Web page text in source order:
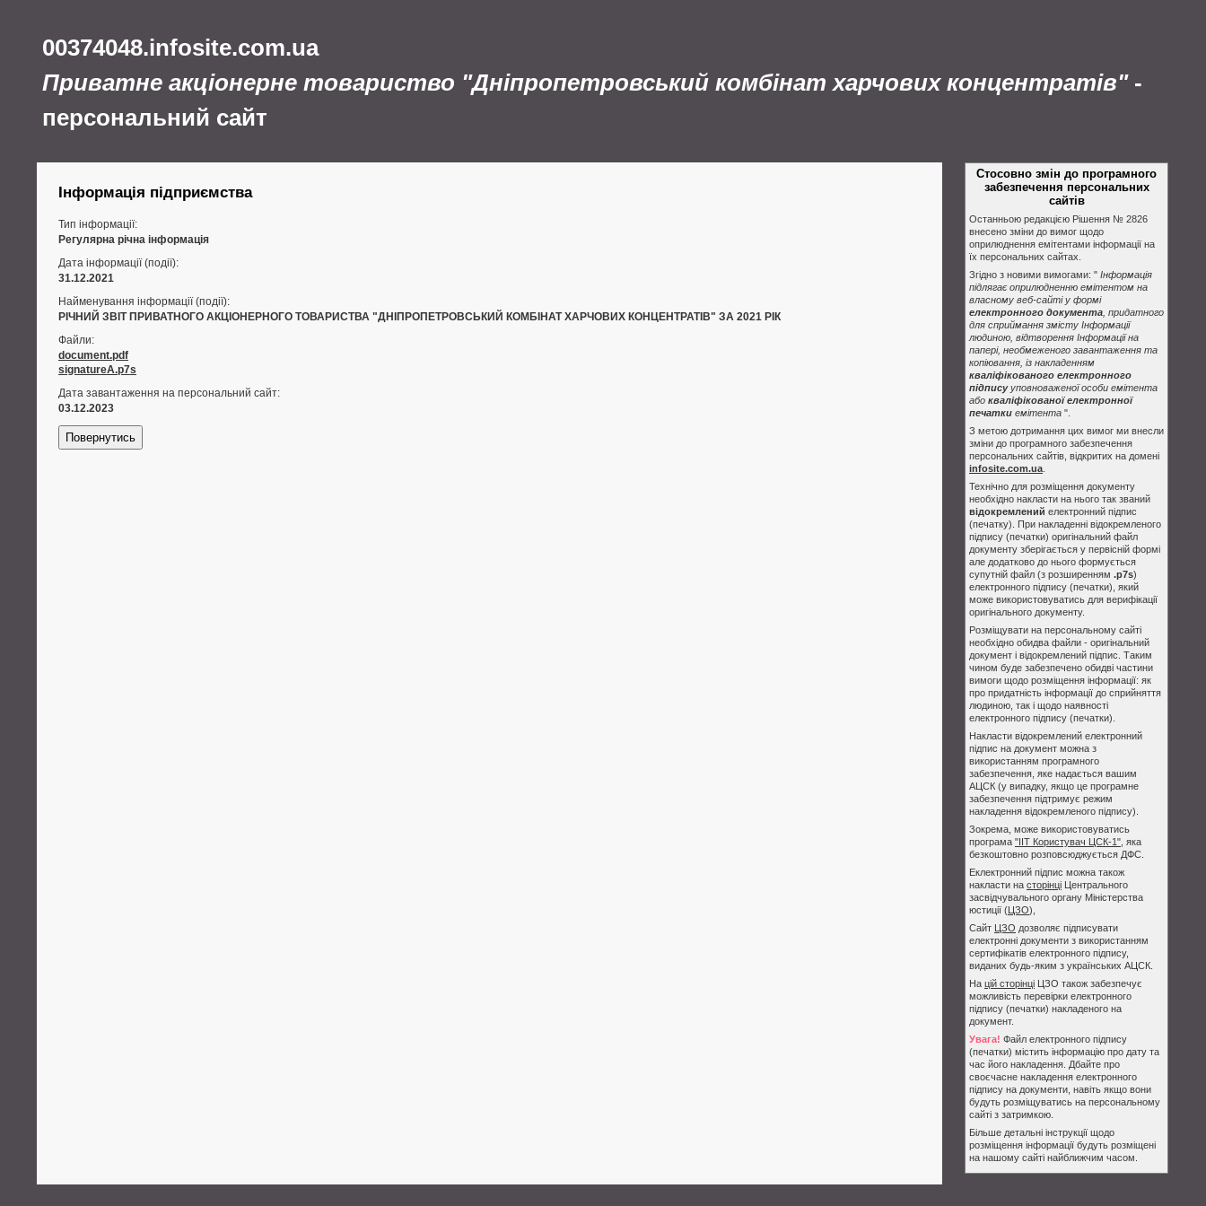
00374048.infosite.com.ua
Приватне акціонерне товариство "Дніпропетровський комбінат харчових концентратів"-
персональний сайт
Інформація підприємства
Тип інформації:
Регулярна річна інформація
Дата інформації (події):
31.12.2021
Найменування інформації (події):
РІЧНИЙ ЗВІТ ПРИВАТНОГО АКЦІОНЕРНОГО ТОВАРИСТВА "ДНІПРОПЕТРОВСЬКИЙ КОМБІНАТ ХАРЧОВИХ КОНЦЕНТРАТІВ" ЗА 2021 РІК
Файли:
document.pdf
signatureA.p7s
Дата завантаження на персональний сайт:
03.12.2023
Повернутись
Стосовно змін до програмного
забезпечення персональних
сайтів
Останньою редакцією Рішення № 2826
внесено зміни до вимог щодо
оприлюднення емітентами інформації на
їх персональних сайтах.
Згідно з новими вимогами: " Інформація
підлягає оприлюдненню емітентом на
власному веб-сайті у формі
електронного документа , придатного
для сприймання змісту Інформації
людиною, відтворення Інформації на
папері, необмеженого завантаження та
копіювання, із накладенням
кваліфікованого електронного
підписууповноваженої особи емітента
або кваліфікованої електронної
печатки емітента ".
З метою дотримання цих вимог ми внесли
зміни до програмного забезпечення
персональних сайтів, відкритих на домені
infosite.com.ua
Технічно для розміщення документу
необхідно накласти на нього так званий
відокремлений електронний підпис
(печатку). При накладенні відокремленого
підпису (печатки) оригінальний файл
документу зберігається у первісній формі
але додатково до нього формується
супутній файл (з розширенням .p7s)
електронного підпису (печатки), який
може використовуватись для верифікації
оригінального документу.
Розміщувати на персональному сайті
необхідно обидва файли - оригінальний
документ і відокремлений підпис. Таким
чином буде забезпечено обидві частини
вимоги щодо розміщення інформації: як
про придатність інформації до сприйняття
людиною, так і щодо наявності
електронного підпису (печатки).
Накласти відокремлений електронний
підпис на документ можна з
використанням програмного
забезпечення, яке надається вашим
АЦСК (у випадку, якщо це програмне
забезпечення підтримує режим
накладення відокремленого підпису).
Зокрема, може використовуватись
програма "ІІТ Користувач ЦСК-1" , яка
безкоштовно розповсюджується ДФС.
Еклектронний підпис можна також
накласти на сторінці Центрального
засвідчувального органу Міністерства
юстиції (ЦЗО),
Сайт ЦЗО дозволяє підписувати
електронні документи з використанням
сертифікатів електронного підпису,
виданих будь-яким з українських АЦСК.
На цій сторінці ЦЗО також забезпечує
можливість перевірки електронного
підпису (печатки) накладеного на
документ.
Увага! Файл електронного підпису
(печатки) містить інформацію про дату та
час його накладення. Дбайте про
своєчасне накладення електронного
підпису на документи, навіть якщо вони
будуть розміщуватись на персональному
сайті з затримкою.
Більше детальні інструкції щодо
розміщення інформації будуть розміщені
на нашому сайті найближчим часом.